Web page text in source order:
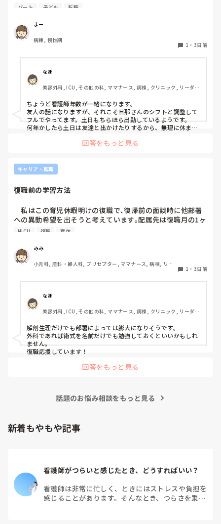
今後の働き方について悩んでいます。
再来年から子どもが小学生になります。
小1の壁(帰りが早い・土曜が休み)に備えて、
日勤9〜17時のフルタイム正社員から週4パート勤務9〜16時
ます。
正社員だと毎週土曜はほぼ出勤、日曜もシフト次第で出勤で
す。ただボーナスは手放したくない…。
さすがに1人でお留守番はできないので、同じくシフトの夫
と相談しながら頑張るか、低学年のうちはパートにするか。
小学生のお子さんがいる看護師さん、働き方はどうされてま
すか？
パート 子ども 転職
まー
病棟, 慢性期
1 ・ 3日前
なほ
美容外科, ICU, その他の科, ママナース, 病棟, クリニック, リーダ
ちょうど看護師年数が一緒になります。
友人の話になりますが、それこそ旦那さんのシフトと調整して
フルでやってます。土日もちらほら出勤しているようです。
何年かしたら土日は友達と出かけたりするから、無理に休まな
回答をもっと見る
キャリア・転職
復職前の学習方法
私はこの育児休暇明けの復職で､復帰前の面談時に他部署
への異動希望を出そうと考えています｡配属先は復職月の1ヶ
月前に確定するので､まだまだどこの部署へ配属されるか定
ただ､復職するまで何も学習しないというのは不安でたま
りません｡今､どこの配属になっても良いように土台である解
剖生理学を見直しています｡皆さんならどのように対策され
NICU 復職 育休
みみ
小児科, 産科・婦人科, プリセプター, ママナース, 病棟, リー
1 ・ 3日前
なほ
美容外科, ICU, その他の科, ママナース, 病棟, クリニック, リーダ
解剖生理だけでも部署によっては膨大になりそうです。
外科であれば術式を名前だけでも勉強しておくといいかもしれ
ません。
復職応援しています！
回答をもっと見る
話題のお悩み相談をもっと見る
新着もやもや記事
看護師がつらいと感じたとき、どうすればいい？
看護師は非常に忙しく、ときにはストレスや負担を
感じることがあります。そんなとき、つらさを乗り